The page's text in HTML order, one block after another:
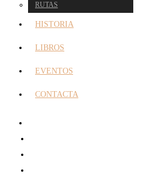
RUTAS
HISTORIA
LIBROS
EVENTOS
CONTACTA